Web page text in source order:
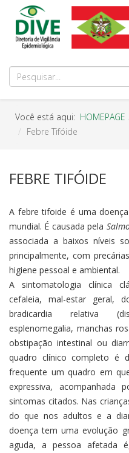
Você está aqui: HOMEPAGE
Febre Tifóide
FEBRE TIFÓIDE
A febre tifoide é uma
mundial. É causada pela
associada a baixos níveis
principalmente, com
higiene pessoal e ambiental.
A sintomatologia clínica
cefaleia, mal-estar geral,
bradicardia relativa
esplenomegalia, manchas
obstipação intestinal ou
quadro clínico completo é
frequente um quadro em
expressiva, acompanhada
sintomas citados. Nas
do que nos adultos e a
doença tem uma evolução
aguda, a pessoa afetada